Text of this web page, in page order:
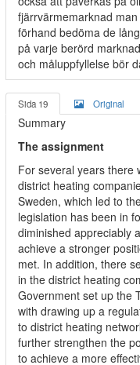
fjärrvärmemarknad
förhand bedöma de
på varje berörd
och måluppfyllelse bör
Sida 19 Original
Summary
The assignment
For several years there
district heating
Sweden, which led to
legislation has been in
diminished appreciably
achieve a stronger
met. In addition, there
in the district heating
Government set up the
with drawing up a
to district heating
further strengthen the
to achieve a more